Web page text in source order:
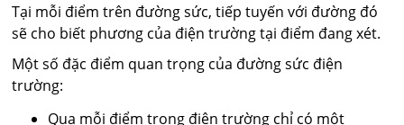
Tại mỗi điểm trên đường sức, tiếp tuyến với đường đó
sẽ cho biết phương của điện trường tại điểm đang xét.
Một số đặc điểm quan trọng của đường sức điện
trường:
Qua mỗi điểm trong điện trường chỉ có một